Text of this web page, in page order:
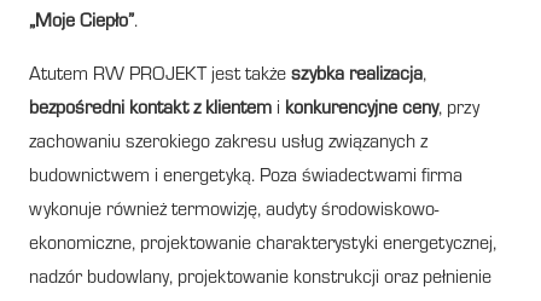
„Moje Ciepło”.
Atutem RW PROJEKT jest także szybka realizacja,
bezpośredni kontakt z klientem i konkurencyjne ceny, przy
zachowaniu szerokiego zakresu usług związanych z
budownictwem i energetyką. Poza świadectwami firma
wykonuje również termowizję, audyty środowiskowo-
ekonomiczne, projektowanie charakterystyki energetycznej,
nadzór budowlany, projektowanie konstrukcji oraz pełnienie